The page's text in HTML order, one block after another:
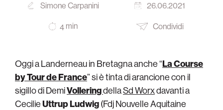
Simone Carpanini 26.06.2021
4 min Condividi
Oggi a Landerneau in Bretagna anche “La Course
by Tour de France” si è tinta di arancione con il
sigillo di DemiVolleringdellaSd Worxdavanti a
CecilieUttrup Ludwig(Fdj Nouvelle Aquitaine